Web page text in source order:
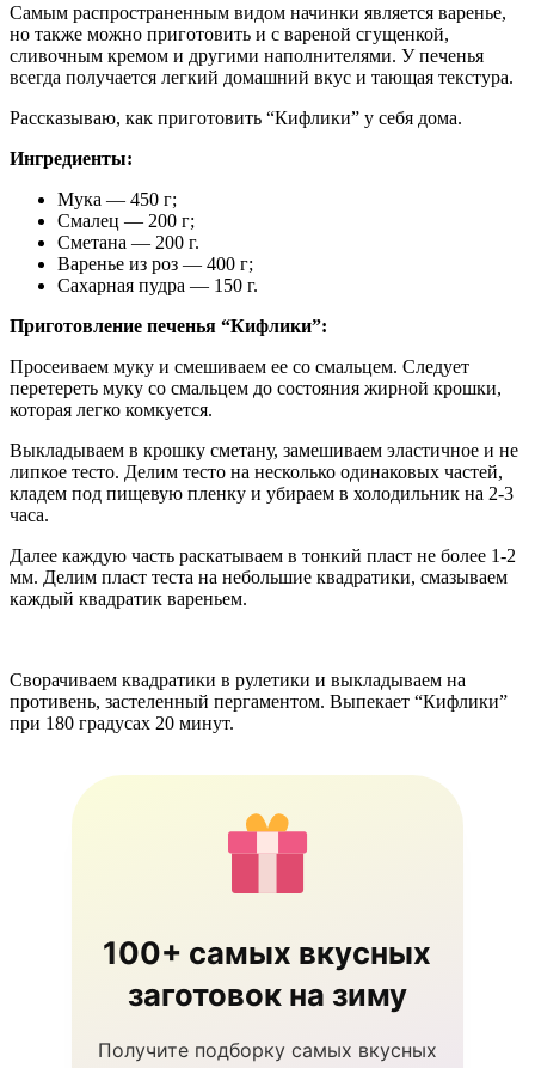
Самым распространенным видом начинки является варенье,
но также можно приготовить и с вареной сгущенкой,
сливочным кремом и другими наполнителями. У печенья
всегда получается легкий домашний вкус и тающая текстура.
Рассказываю, как приготовить “Кифлики” у себя дома.
Ингредиенты:
Мука — 450 г;
Смалец — 200 г;
Сметана — 200 г.
Варенье из роз — 400 г;
Сахарная пудра — 150 г.
Приготовление печенья “Кифлики”:
Просеиваем муку и смешиваем ее со смальцем. Следует
перетереть муку со смальцем до состояния жирной крошки,
которая легко комкуется.
Выкладываем в крошку сметану, замешиваем эластичное и не
липкое тесто. Делим тесто на несколько одинаковых частей,
кладем под пищевую пленку и убираем в холодильник на 2-3
часа.
Далее каждую часть раскатываем в тонкий пласт не более 1-2
мм. Делим пласт теста на небольшие квадратики, смазываем
каждый квадратик вареньем.
Сворачиваем квадратики в рулетики и выкладываем на
противень, застеленный пергаментом. Выпекает “Кифлики”
при 180 градусах 20 минут.
100+ самых вкусных
заготовок на зиму
Получите подборку самых вкусных